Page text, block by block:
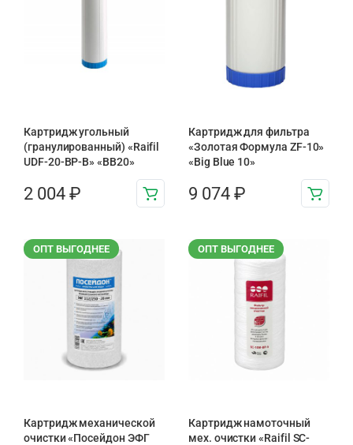
Картридж угольный
(гранулированный) «Raifil
UDF-20-BP-B» «BB20»
2 004 ₽
Картридж для фильтра
«Золотая Формула ZF-10»
«Big Blue 10»
9 074 ₽
ОПТ ВЫГОДНЕЕ
Картридж механической
очистки «Посейдон ЭФГ
ОПТ ВЫГОДНЕЕ
Картридж намоточный
мех. очистки «Raifil SC-